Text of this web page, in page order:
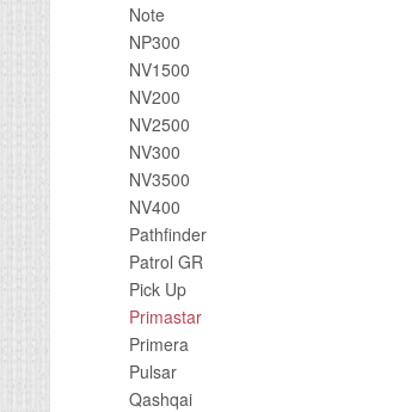
Note
NP300
NV1500
NV200
NV2500
NV300
NV3500
NV400
Pathfinder
Patrol GR
Pick Up
Primastar
Primera
Pulsar
Qashqai